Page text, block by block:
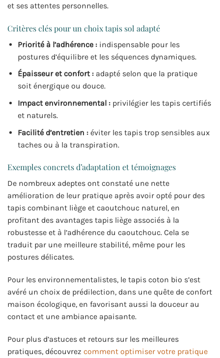
et ses attentes personnelles.
Critères clés pour un choix tapis sol adapté
Priorité à l’adhérence :indispensable pour les
postures d’équilibre et les séquences dynamiques.
Épaisseur et confort :adapté selon que la pratique
soit énergique ou douce.
Impact environnemental :privilégier les tapis certifiés
et naturels.
Facilité d’entretien :éviter les tapis trop sensibles aux
taches ou à la transpiration.
Exemples concrets d’adaptation et témoignages
De nombreux adeptes ont constaté une nette
amélioration de leur pratique après avoir opté pour des
tapis combinant liège et caoutchouc naturel, en
profitant des avantages tapis liège associés à la
robustesse et à l’adhérence du caoutchouc. Cela se
traduit par une meilleure stabilité, même pour les
postures délicates.
Pour les environnementalistes, le tapis coton bio s’est
avéré un choix de prédilection, dans une quête de confort
maison écologique, en favorisant aussi la douceur au
contact et une ambiance apaisante.
Pour plus d’astuces et retours sur les meilleures
pratiques, découvrez comment optimiser votre pratique